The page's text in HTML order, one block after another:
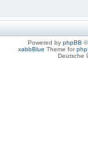
Powered by phpBB
xabbBlue Theme for
Deutsche